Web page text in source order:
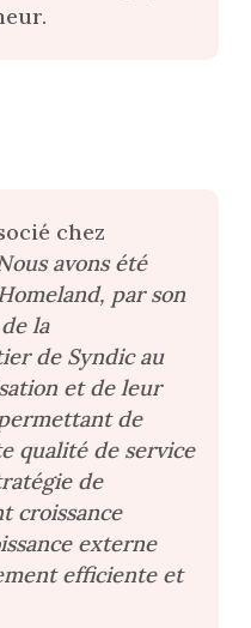
chez
avons été
par son
la
de Syndic au
et de leur
de
qualité de service
de
croissance
externe
efficiente et